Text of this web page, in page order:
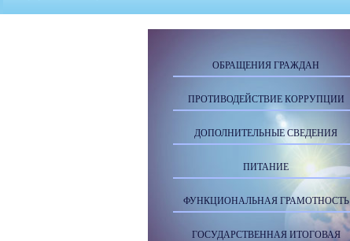
ОБРАЩЕНИЯ ГРАЖДАН
ПРОТИВОДЕЙСТВИЕ КОРРУПЦИИ
ДОПОЛНИТЕЛЬНЫЕ СВЕДЕНИЯ
ПИТАНИЕ
ФУНКЦИОНАЛЬНАЯ ГРАМОТНОСТЬ
ГОСУДАРСТВЕННАЯ ИТОГОВАЯ